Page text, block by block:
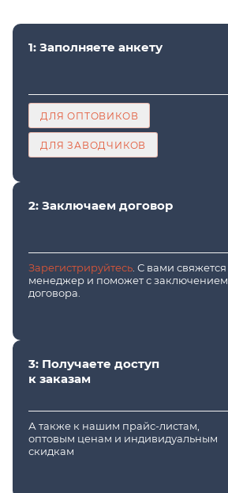
1: Заполняете анкету
ДЛЯ ОПТОВИКОВ
ДЛЯ ЗАВОДЧИКОВ
2: Заключаем договор
Зарегистрируйтесь . С вами свяжется
менеджер и поможет с заключением
договора.
3: Получаете доступ
к заказам
А также к нашим прайс-листам,
оптовым ценам и индивидуальным
скидкам